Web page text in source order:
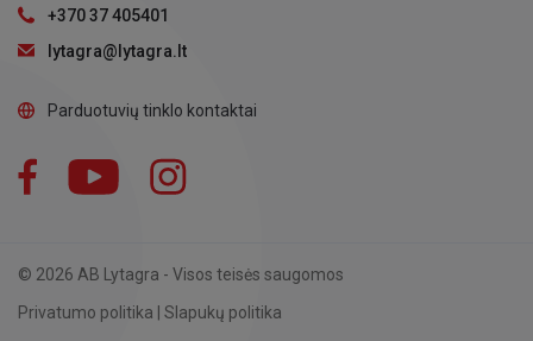
+370 37 405401
lytagra@lytagra.lt
Parduotuvių tinklo kontaktai
Facebook YouTube
© 2026 AB Lytagra - Visos teisės saugomos
Privatumo politika
Slapukų politika